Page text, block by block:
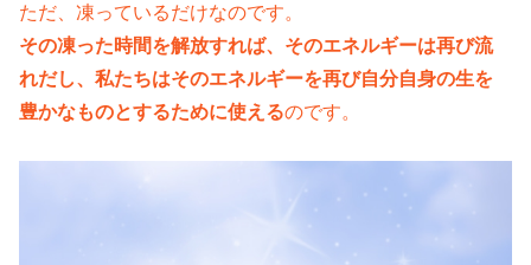
ただ、凍っているだけなのです。
その凍った時間を解放すれば、そのエネルギーは再び流
れだし、私たちはそのエネルギーを再び自分自身の生を
豊かなものとするために使えるのです。